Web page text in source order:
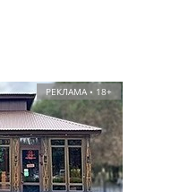
РЕКЛАМА • 18+